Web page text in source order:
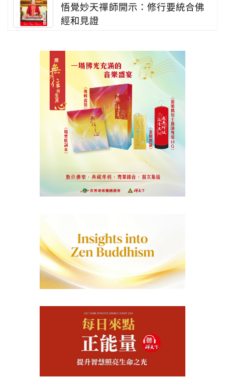
悟覺妙天禪師開示：修行要統合佛
經和見證